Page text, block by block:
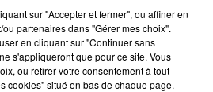
restaurer sur place.
sur "Accepter et fermer", ou affiner en
partenaires dans "Gérer mes choix".
en cliquant sur "Continuer sans
s'appliqueront que pour ce site. Vous
ou retirer votre consentement à tout
cookies" situé en bas de chaque page.